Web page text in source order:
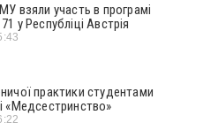
взяли участь в програмі
у Республіці Австрія
практики студентами
«Медсестринство»